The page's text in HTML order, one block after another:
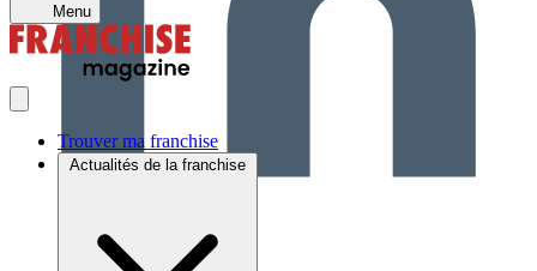
Menu
Trouver ma franchise
Actualités de la franchise